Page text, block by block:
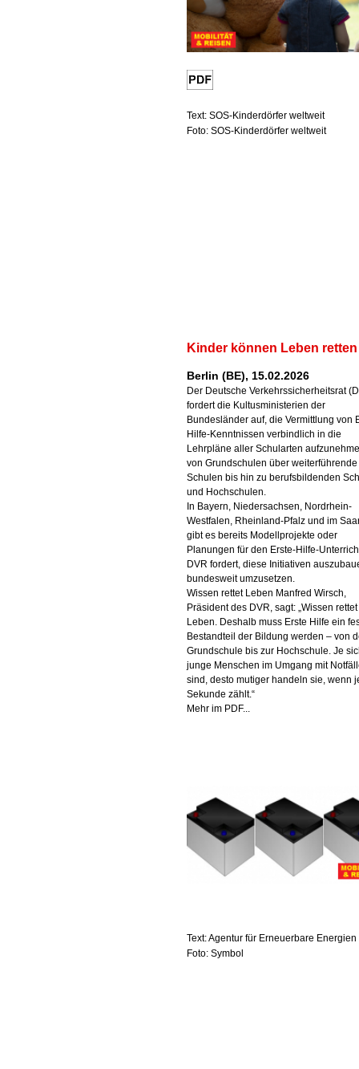
Text: SOS-Kinderdörfer weltweit
Foto: SOS-Kinderdörfer weltweit
Kinder können Leben retten
Berlin (BE), 15.02.2026
Der Deutsche Verkehrssicherheitsrat
fordert die Kultusministerien der
Bundesländer auf, die Vermittlung von
Hilfe-Kenntnissen verbindlich in die
Lehrpläne aller Schularten
von Grundschulen über weiterführende
Schulen bis hin zu berufsbildenden
und Hochschulen.
In Bayern, Niedersachsen, Nordrhein-
Westfalen, Rheinland-Pfalz und im
gibt es bereits Modellprojekte oder
Planungen für den Erste-Hilfe-
DVR fordert, diese Initiativen
bundesweit umzusetzen.
Wissen rettet Leben Manfred Wirsch,
Präsident des DVR, sagt: „Wissen rettet
Leben. Deshalb muss Erste Hilfe ein
Bestandteil der Bildung werden – von
Grundschule bis zur Hochschule. Je
junge Menschen im Umgang mit
sind, desto mutiger handeln sie, wenn
Sekunde zählt.“
Mehr im PDF...
Text: Agentur für Erneuerbare Energien
Foto: Symbol